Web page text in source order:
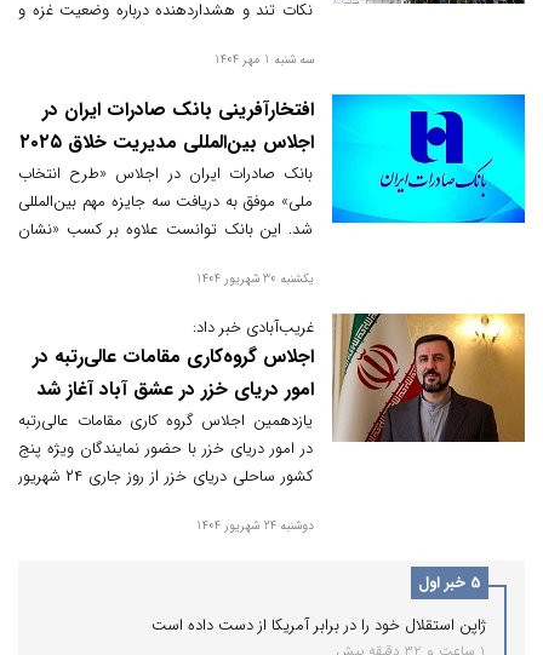
نکات تند و هشداردهنده درباره وضعیت غزه و
حقوق بشر انتقاد کردند. از تاکید بر ناکامی
خطرناک ادامه درگیری‌ها، این اجلاس
بازتاب‌دهنده عمق بحران در منطقه است.
سه شنبه 1 مهر 1404
افتخارآفرینی بانک صادرات ایران در
اجلاس بین‌المللی مدیریت خلاق ۲۰۲۵
بانک صادرات ایران در اجلاس «طرح انتخاب
ملی» موفق به دریافت سه جایزه مهم بین‌المللی
شد. این بانک توانست علاوه بر کسب «نشان
نیز دریافت کند.
یکشنبه 30 شهریور 1404
غریب‌آبادی خبر داد:
اجلاس گروه‌کاری مقامات عالی‌رتبه در
امور دریای خزر در عشق آباد آغاز شد
یازدهمین اجلاس گروه کاری مقامات عالی‌رتبه
در امور دریای خزر با حضور نمایندگان ویژه پنج
کشور ساحلی دریای خزر از روز جاری ۲۴ شهریور
دوشنبه 24 شهریور 1404
5 خبر اول
ژاپن استقلال خود را در برابر آمریکا از دست داده است